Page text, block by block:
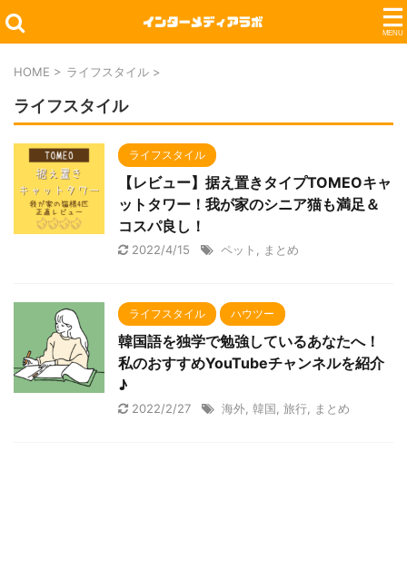
HOME > ライフスタイル >
ライフスタイル
ライフスタイル
【レビュー】据え置きタイプTOMEOキャ
ットタワー！我が家のシニア猫も満足＆
コスパ良し！
2022/4/15 ペット まとめ
ライフスタイル ハウツー
韓国語を独学で勉強しているあなたへ！
私のおすすめYouTubeチャンネルを紹介
♪
2022/2/27 海外 韓国 旅行 まとめ